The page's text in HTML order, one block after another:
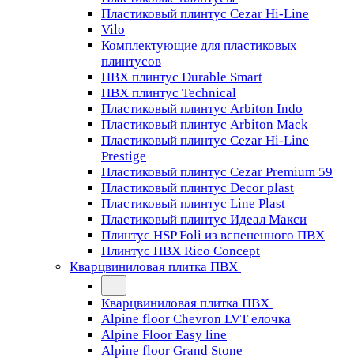
Пластиковый плинтус Cezar Hi-Line
Vilo
Комплектующие для пластиковых
плинтусов
ПВХ плинтус Durable Smart
ПВХ плинтус Technical
Пластиковый плинтус Arbiton Indo
Пластиковый плинтус Arbiton Mack
Пластиковый плинтус Cezar Hi-Line
Prestige
Пластиковый плинтус Cezar Premium 59
Пластиковый плинтус Decor plast
Пластиковый плинтус Line Plast
Пластиковый плинтус Идеал Макси
Плинтус HSP Foli из вспененного ПВХ
Плинтус ПВХ Rico Concept
Кварцвиниловая плитка ПВХ
Кварцвиниловая плитка ПВХ
Alpine floor Chevron LVT елочка
Alpine Floor Easy line
Alpine floor Grand Stone